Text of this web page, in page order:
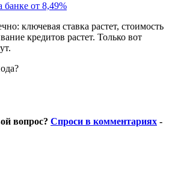
от 8,49%
ключевая ставка растет, стоимость
кредитов растет. Только вот
вопрос? Спроси в комментариях -